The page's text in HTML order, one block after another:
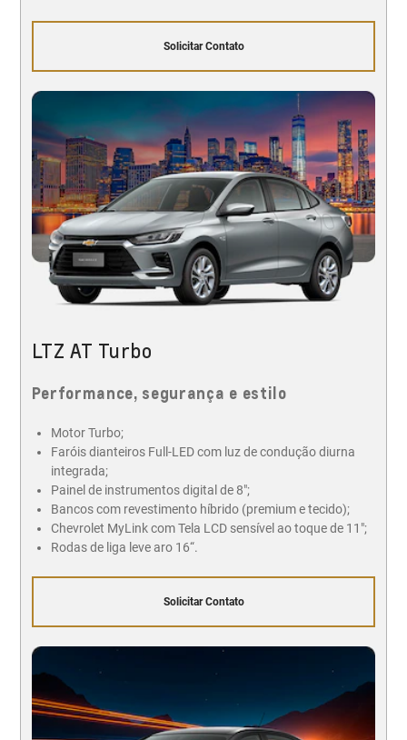
Solicitar Contato
LTZ AT Turbo
Performance, segurança e estilo
Motor Turbo;
Faróis dianteiros Full-LED com luz de condução diurna
integrada;
Painel de instrumentos digital de 8";
Bancos com revestimento híbrido (premium e tecido);
Chevrolet MyLink com Tela LCD sensível ao toque de 11";
Rodas de liga leve aro 16“.
Solicitar Contato